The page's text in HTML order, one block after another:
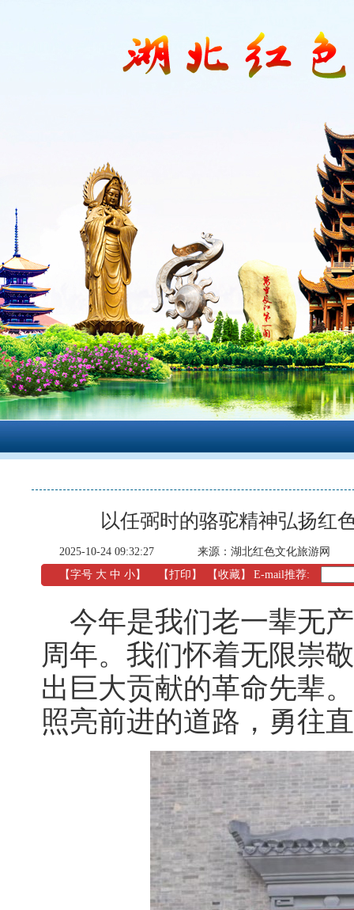
以任弼时的骆驼精神弘扬
2025-10-24 09:32:27 来源： 湖北红色文化旅游网
【字号 大 中 小】 【打印 】 【收藏】 E-mail推荐:
今年是我们老一辈无
周年。我们怀着无限崇
出巨大贡献的革命先辈
照亮前进的道路，勇往